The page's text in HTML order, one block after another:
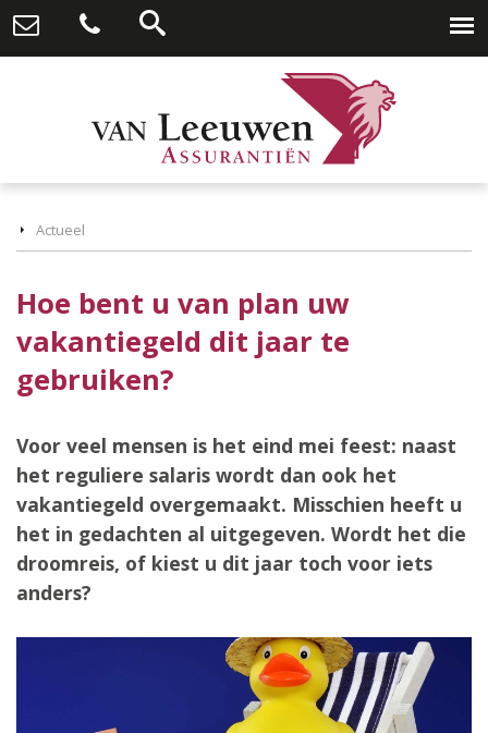
Actueel
Hoe bent u van plan uw
vakantiegeld dit jaar te
gebruiken?
Voor veel mensen is het eind mei feest: naast
het reguliere salaris wordt dan ook het
vakantiegeld overgemaakt. Misschien heeft u
het in gedachten al uitgegeven. Wordt het die
droomreis, of kiest u dit jaar toch voor iets
anders?